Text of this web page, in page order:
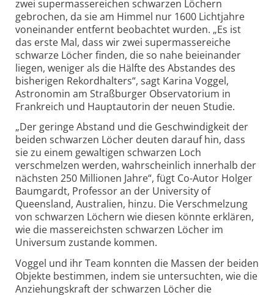
zwei super­massereichen schwarzen Löchern
gebrochen, da sie am Himmel nur 1600 Lichtjahre
voneinander entfernt beobachtet wurden. „Es ist
das erste Mal, dass wir zwei super­massereiche
schwarze Löcher finden, die so nahe beieinander
liegen, weniger als die Hälfte des Abstandes des
bisherigen Rekordhalters“, sagt Karina Voggel,
Astronomin am Straßburger Observatorium in
Frankreich und Hauptautorin der neuen Studie.
„Der geringe Abstand und die Geschwindigkeit der
beiden schwarzen Löcher deuten darauf hin, dass
sie zu einem gewaltigen schwarzen Loch
verschmelzen werden, wahrscheinlich innerhalb der
nächsten 250 Millionen Jahre“, fügt Co-Autor Holger
Baumgardt, Professor an der University of
Queensland, Australien, hinzu. Die Verschmelzung
von schwarzen Löchern wie diesen könnte erklären,
wie die massereichsten schwarzen Löcher im
Universum zustande kommen.
Voggel und ihr Team konnten die Massen der beiden
Objekte bestimmen, indem sie untersuchten, wie die
Anziehungskraft der schwarzen Löcher die